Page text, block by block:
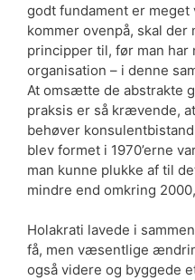
godt fundament er
kommer ovenpå, skal der
principper til, før man har
organisation – i denne
At omsætte de abstrakte
praksis er så krævende,
behøver
blev formet i 1970’erne
man kunne plukke af til
mindre end omkring
Holakrati lavede i
få, men væsentlige
også videre og byggede